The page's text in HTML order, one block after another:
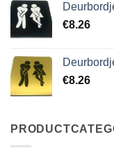
€8.26
€8.26